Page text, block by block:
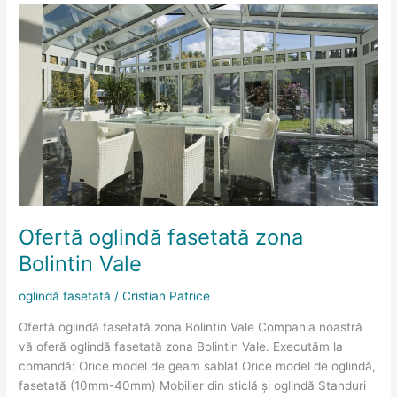
Ofertă oglindă fasetată zona
Bolintin Vale
oglindă fasetată /Cristian Patrice
Ofertă oglindă fasetată zona Bolintin Vale Compania noastră
vă oferă oglindă fasetată zona Bolintin Vale. Executăm la
comandă: Orice model de geam sablat Orice model de oglindă,
fasetată (10mm-40mm) Mobilier din sticlă și oglindă Standuri
Ofertă
oglindă
fasetată
zona
Bolintin
Vale